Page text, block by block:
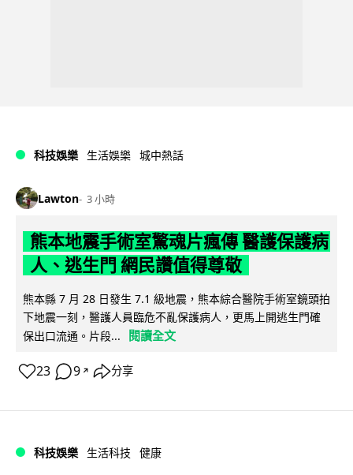
科技娛樂 生活娛樂 城中熱話
Lawton 3 小時
熊本地震手術室驚魂片瘋傳 醫護保護病
人、逃生門 網民讚值得尊敬
熊本縣 7 月 28 日發生 7.1 級地震，熊本綜合醫院手術室鏡頭拍
下地震一刻，醫護人員臨危不亂保護病人，更馬上開逃生門確
保出口流通。片段...
閱讀全文
23 9 ↗ 分享
科技娛樂 生活科技 健康